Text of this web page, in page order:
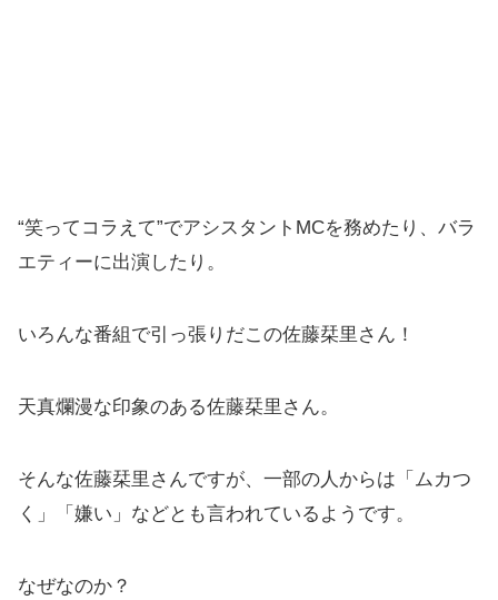
“笑ってコラえて”でアシスタントMCを務めたり、バラ
エティーに出演したり。
いろんな番組で引っ張りだこの佐藤栞里さん！
天真爛漫な印象のある佐藤栞里さん。
そんな佐藤栞里さんですが、一部の人からは「ムカつ
く」「嫌い」などとも言われているようです。
なぜなのか？